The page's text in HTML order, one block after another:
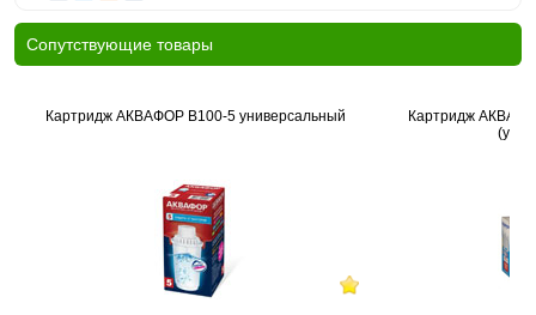
Cопутствующие товары
Картридж АКВАФОР В100-5 универсальный
Картридж